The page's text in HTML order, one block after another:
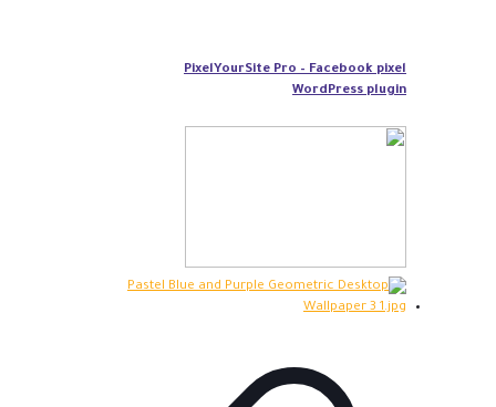
PixelYourSite Pro – Facebook pixel
WordPress plugin